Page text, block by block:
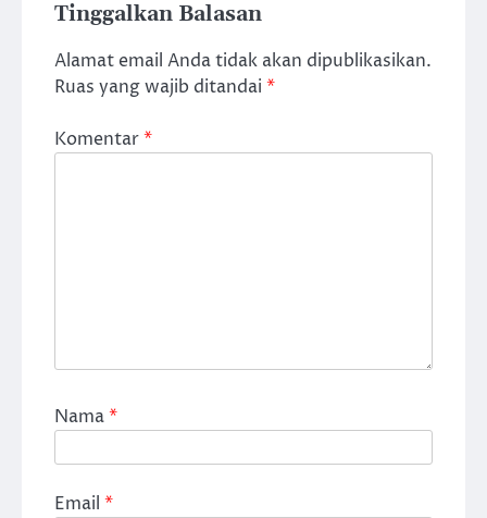
Tinggalkan Balasan
Alamat email Anda tidak akan dipublikasikan.
Ruas yang wajib ditandai *
Komentar*
Nama*
Email *